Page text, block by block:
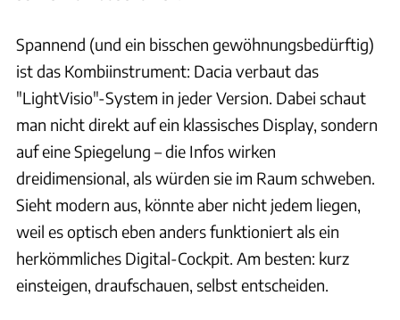
Spannend (und ein bisschen gewöhnungsbedürftig)
ist das Kombiinstrument: Dacia verbaut das
"LightVisio"-System in jeder Version. Dabei schaut
man nicht direkt auf ein klassisches Display, sondern
auf eine Spiegelung – die Infos wirken
dreidimensional, als würden sie im Raum schweben.
Sieht modern aus, könnte aber nicht jedem liegen,
weil es optisch eben anders funktioniert als ein
herkömmliches Digital-Cockpit. Am besten: kurz
einsteigen, draufschauen, selbst entscheiden.